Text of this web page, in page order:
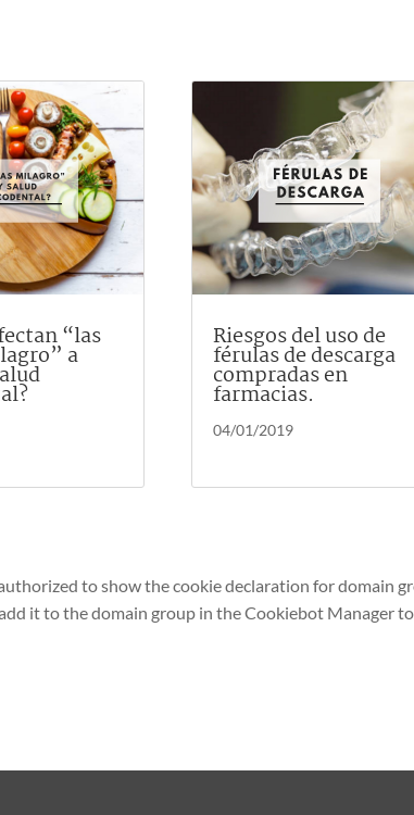
“las
a
Riesgos del uso de
férulas de descarga
compradas en
farmacias.
04/01/2019
to show the cookie declaration for domain
it to the domain group in the Cookiebot Manager to